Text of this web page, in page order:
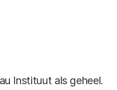
Instituut als geheel.